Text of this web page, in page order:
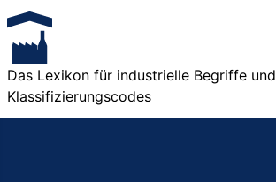
Das Lexikon für industrielle Begriffe und
Klassifizierungscodes